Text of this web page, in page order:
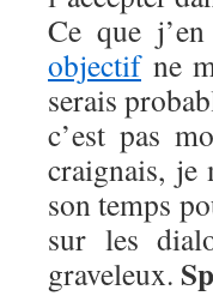
Ce que
objectifne
serais
c’est pas
craignais, je
son temps
sur les
graveleux.